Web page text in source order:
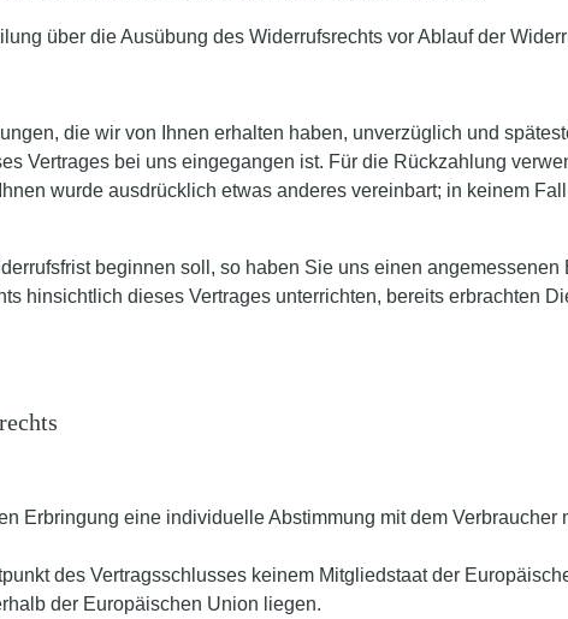
über die Ausübung des Widerrufsrechts vor Ablauf der
die wir von Ihnen erhalten haben, unverzüglich und
Vertrages bei uns eingegangen ist. Für die Rückzahlung
wurde ausdrücklich etwas anderes vereinbart; in keinem
beginnen soll, so haben Sie uns einen
hinsichtlich dieses Vertrages unterrichten, bereits erbrachten
Erbringung eine individuelle Abstimmung mit dem
des Vertragsschlusses keinem Mitgliedstaat der
der Europäischen Union liegen.